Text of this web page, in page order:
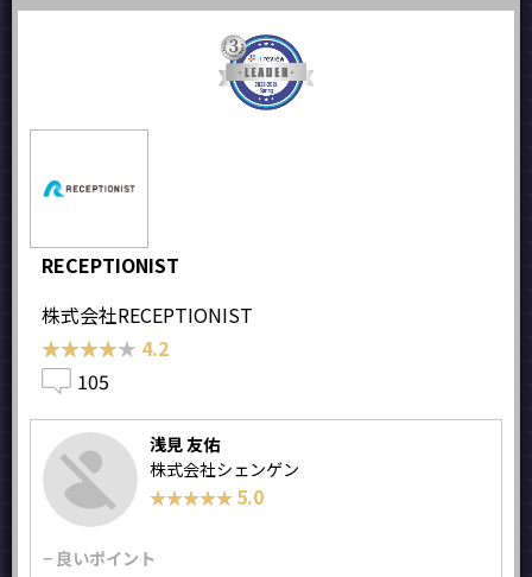
RECEPTIONIST
株式会社RECEPTIONIST
★★★★★
★★★★★ 4.2
105
浅見 友佑
株式会社シェンゲン
★★★★★
★★★★★ 5.0
− 良いポイント